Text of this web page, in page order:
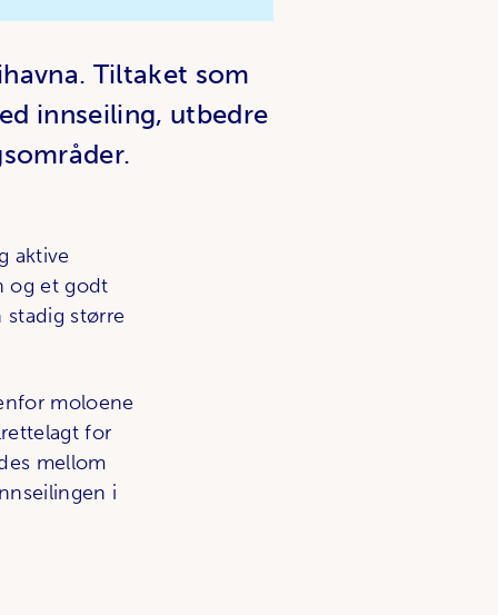
Tiltaket som
innseiling, utbedre
aktive
og et godt
større
moloene
for
mellom
i